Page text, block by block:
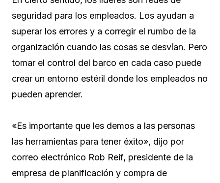
seguridad para los empleados. Los ayudan a
superar los errores y a corregir el rumbo de la
organización cuando las cosas se desvían. Pero
tomar el control del barco en cada caso puede
crear un entorno estéril donde los empleados no
pueden aprender.
«Es importante que les demos a las personas
las herramientas para tener éxito», dijo por
correo electrónico Rob Reif, presidente de la
empresa de planificación y compra de